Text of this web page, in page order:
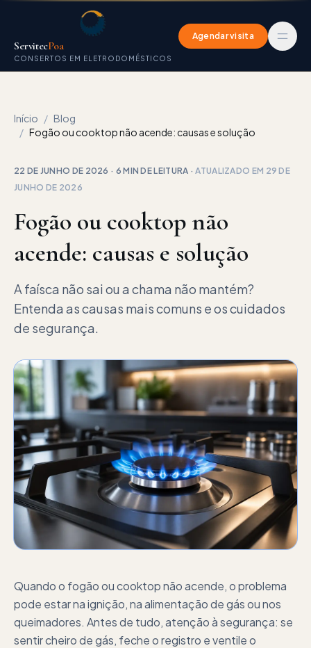
ServitecPoa
CONSERTOS EM ELETRODOMÉSTICOS
Agendar visita
Início / Blog
/ Fogão ou cooktop não acende: causas e solução
22 DE JUNHO DE 2026 · 6 MIN DE LEITURA ·ATUALIZADO EM 29 DE
JUNHO DE 2026
Fogão ou cooktop não
acende: causas e solução
A faísca não sai ou a chama não mantém?
Entenda as causas mais comuns e os cuidados
de segurança.
Quando o fogão ou cooktop não acende, o problema
pode estar na ignição, na alimentação de gás ou nos
queimadores. Antes de tudo, atenção à segurança: se
sentir cheiro de gás, feche o registro e ventile o